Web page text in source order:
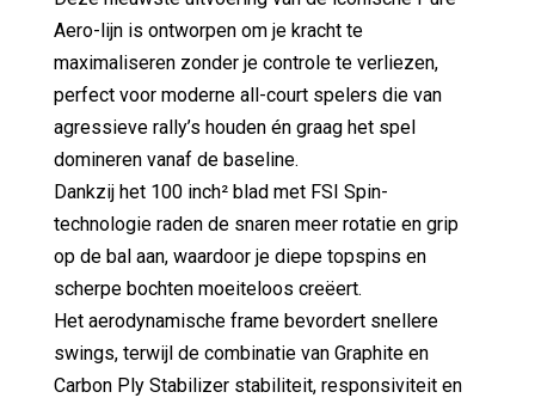
Aero-lijn is ontworpen om je kracht te
maximaliseren zonder je controle te verliezen,
perfect voor moderne all-court spelers die van
agressieve rally’s houden én graag het spel
domineren vanaf de baseline.
Dankzij het 100 inch² blad met FSI Spin-
technologie raden de snaren meer rotatie en grip
op de bal aan, waardoor je diepe topspins en
scherpe bochten moeiteloos creëert.
Het aerodynamische frame bevordert snellere
swings, terwijl de combinatie van Graphite en
Carbon Ply Stabilizer stabiliteit, responsiviteit en